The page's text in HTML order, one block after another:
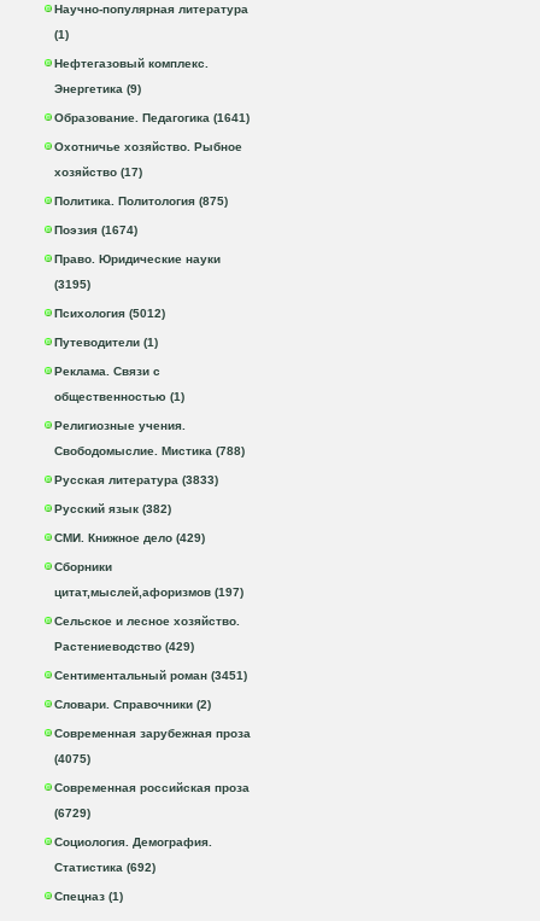
Научно-популярная литература
(1)
Нефтегазовый комплекс.
Энергетика (9)
Образование. Педагогика (1641)
Охотничье хозяйство. Рыбное
хозяйство (17)
Политика. Политология (875)
Поэзия (1674)
Право. Юридические науки
(3195)
Психология (5012)
Путеводители (1)
Реклама. Связи с
общественностью (1)
Религиозные учения.
Свободомыслие. Мистика (788)
Русская литература (3833)
Русский язык (382)
СМИ. Книжное дело (429)
Сборники
цитат,мыслей,афоризмов (197)
Сельское и лесное хозяйство.
Растениеводство (429)
Сентиментальный роман (3451)
Словари. Справочники (2)
Современная зарубежная проза
(4075)
Современная российская проза
(6729)
Социология. Демография.
Статистика (692)
Спецназ (1)